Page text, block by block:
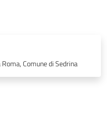
Comune di Sedrina